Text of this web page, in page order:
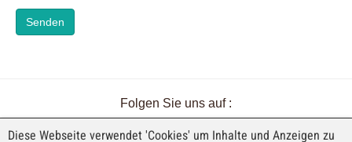
Senden
Folgen Sie uns auf :
Diese Webseite verwendet 'Cookies' um Inhalte und Anzeigen zu